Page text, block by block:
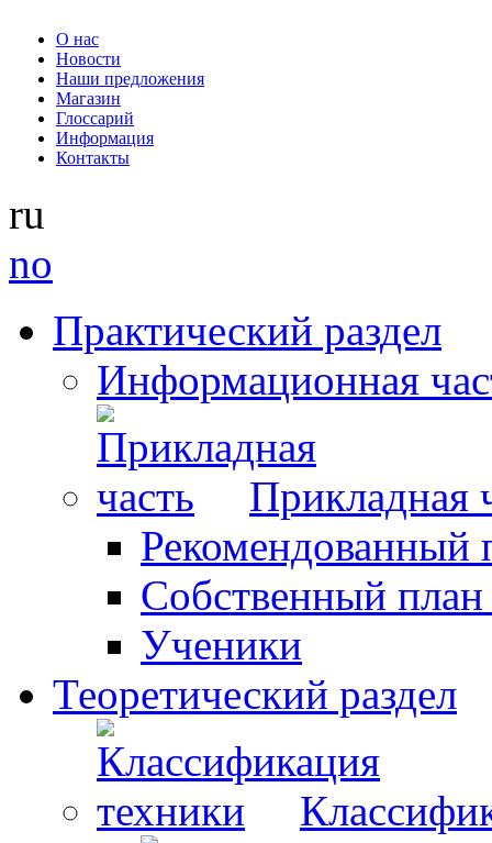
О нас
Новости
Наши предложения
Магазин
Глоссарий
Информация
Контакты
ru
no
Практический раздел
Информационная
Прикладная
Рекомендованный
Собственный
Ученики
Теоретический раздел